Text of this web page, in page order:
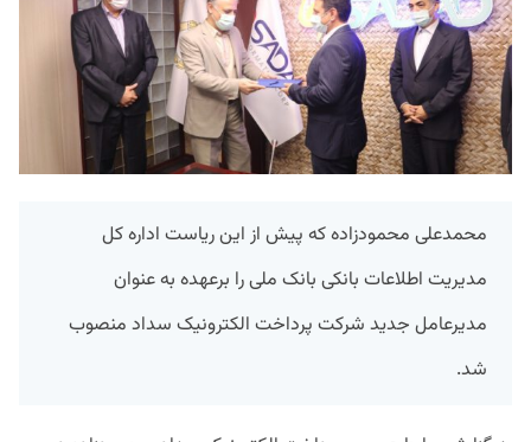
محمدعلی محمودزاده که پیش از این ریاست اداره کل
مدیریت اطلاعات بانکی بانک ملی را برعهده به عنوان
مدیرعامل جدید شرکت پرداخت الکترونیک سداد منصوب
شد.